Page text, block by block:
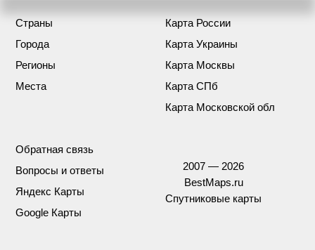
Страны
Города
Регионы
Места
Карта России
Карта Украины
Карта Москвы
Карта СПб
Карта Московской обл
Обратная связь
Вопросы и ответы
Яндекс Карты
Google Карты
2007 — 2026
BestMaps.ru
Спутниковые карты